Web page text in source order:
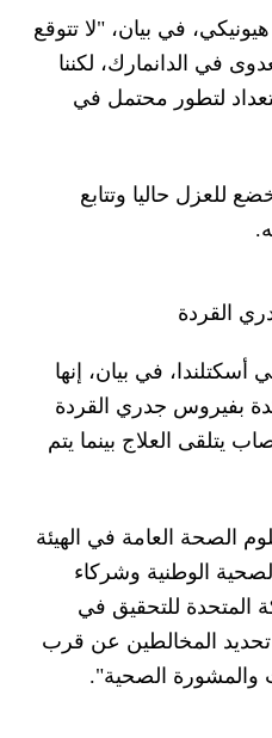
في بيان، "لا تتوقع
في الدانمارك، لكننا
لتطور محتمل في
للعزل حاليا وتتابع
القردة
في بيان، إنها
بفيروس جدري القردة
يتلقى العلاج بينما يتم
الصحة العامة في الهيئة
الوطنية وشركاء
المتحدة للتحقيق في
المخالطين عن قرب
والمشورة الصحية".